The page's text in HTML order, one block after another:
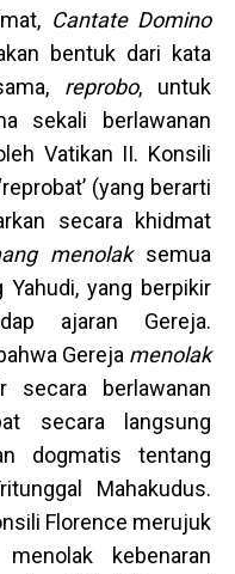
Cantate Domino
bentuk dari kata
reprobo, untuk
sekali berlawanan
Vatikan II. Konsili
(yang berarti
secara khidmat
menolaksemua
Yahudi, yang berpikir
ajaran Gereja.
Gereja menolak
secara berlawanan
secara langsung
dogmatis tentang
Mahakudus.
Florence merujuk
kebenaran